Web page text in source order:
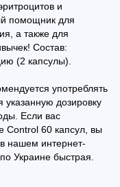
и
помощник для
а также для
Состав:
(2 капсулы).
употреблять
дозировку
Если вас
Control 60 капсул, вы
нашем интернет-
Украине быстрая.